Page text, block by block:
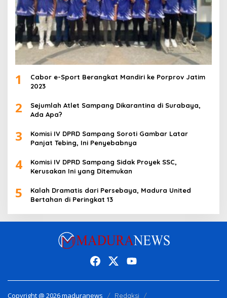
1
Cabor e-Sport Berangkat Mandiri ke Porprov Jatim
2023
2
Sejumlah Atlet Sampang Dikarantina di Surabaya,
Ada Apa?
3
Komisi IV DPRD Sampang Soroti Gambar Latar
Panjat Tebing, Ini Penyebabnya
4
Komisi IV DPRD Sampang Sidak Proyek SSC,
Kerusakan Ini yang Ditemukan
5
Kalah Dramatis dari Persebaya, Madura United
Bertahan di Peringkat 13
Copyright @ 2026 maduranews Redaksi